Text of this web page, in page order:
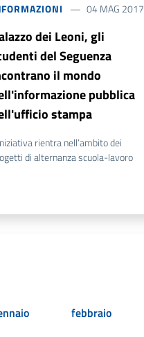
04 MAG 2017
dei Leoni, gli
del Seguenza
il mondo
pubblica
stampa
rientra nell’ambito dei
di alternanza scuola-lavoro
febbraio